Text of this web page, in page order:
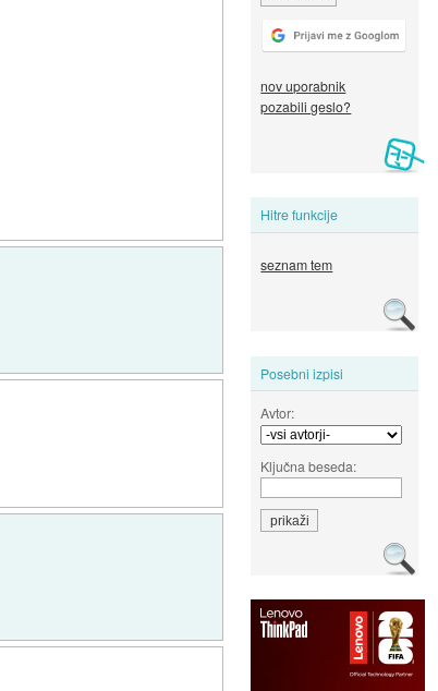
nov uporabnik
pozabili geslo?
Hitre funkcije
seznam tem
Posebni izpisi
Avtor:
Ključna beseda: